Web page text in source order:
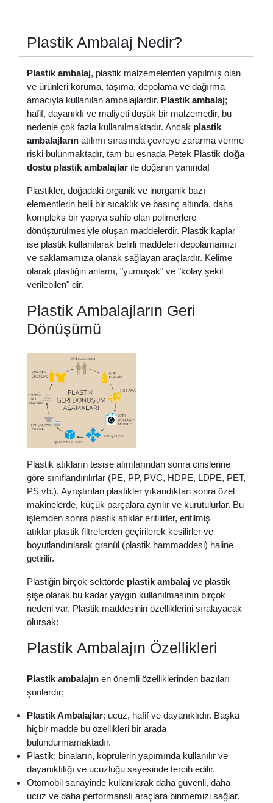
Plastik Ambalaj Nedir?
Plastik ambalaj, plastik malzemelerden yapılmış olan
ve ürünleri koruma, taşıma, depolama ve dağırma
amacıyla kullanılan ambalajlardır. Plastik ambalaj;
hafif, dayanıklı ve maliyeti düşük bir malzemedir, bu
nedenle çok fazla kullanılmaktadır. Ancak plastik
ambalajların atılımı sırasında çevreye zararma verme
riski bulunmaktadır, tam bu esnada Petek Plastik doğa
dostu plastik ambalajlar ile doğanın yanında!
Plastikler, doğadaki organik ve inorganik bazı
elementlerin belli bir sıcaklık ve basınç altında, daha
kompleks bir yapıya sahip olan polimerlere
dönüştürülmesiyle oluşan maddelerdir. Plastik kaplar
ise plastik kullanılarak belirli maddeleri depolamamızı
ve saklamamıza olanak sağlayan araçlardır. Kelime
olarak plastiğin anlamı, "yumuşak" ve "kolay şekil
verilebilen" dir.
Plastik Ambalajların Geri
Dönüşümü
Plastik atıkların tesise alımlarından sonra cinslerine
göre sınıflandırılırlar (PE, PP, PVC, HDPE, LDPE, PET,
PS vb.). Ayrıştırılan plastikler yıkandıktan sonra özel
makinelerde, küçük parçalara ayrılır ve kurutulurlar. Bu
işlemden sonra plastik atıklar eritilirler, eritilmiş
atıklar plastik filtrelerden geçirilerek kesilirler ve
boyutlandırılarak granül (plastik hammaddesi) haline
getirilir.
Plastiğin birçok sektörde plastik ambalaj ve plastik
şişe olarak bu kadar yaygın kullanılmasının birçok
nedeni var. Plastik maddesinin özelliklerini sıralayacak
olursak:
Plastik Ambalajın Özellikleri
Plastik ambalajın en önemli özelliklerinden bazıları
şunlardır;
Plastik Ambalajlar; ucuz, hafif ve dayanıklıdır. Başka
hiçbir madde bu özellikleri bir arada
bulundurmamaktadır.
Plastik; binaların, köprülerin yapımında kullanılır ve
dayanıklılığı ve ucuzluğu sayesinde tercih edilir.
Otomobil sanayinde kullanılarak daha güvenli, daha
ucuz ve daha performanslı araçlara binmemizi sağlar.